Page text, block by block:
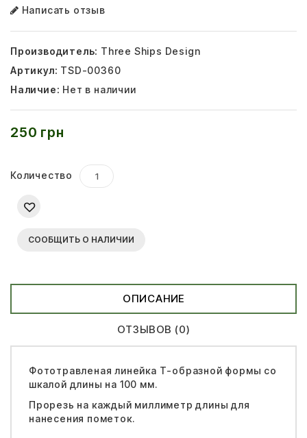
Написать отзыв
Производитель: Three Ships Design
Артикул: TSD-00360
Наличие: Нет в наличии
250 грн
Количество
СООБЩИТЬ О НАЛИЧИИ
ОПИСАНИЕ
ОТЗЫВОВ (0)
Фототравленая линейка Т-образной формы со
шкалой длины на 100 мм.
Прорезь на каждый миллиметр длины для
нанесения пометок.